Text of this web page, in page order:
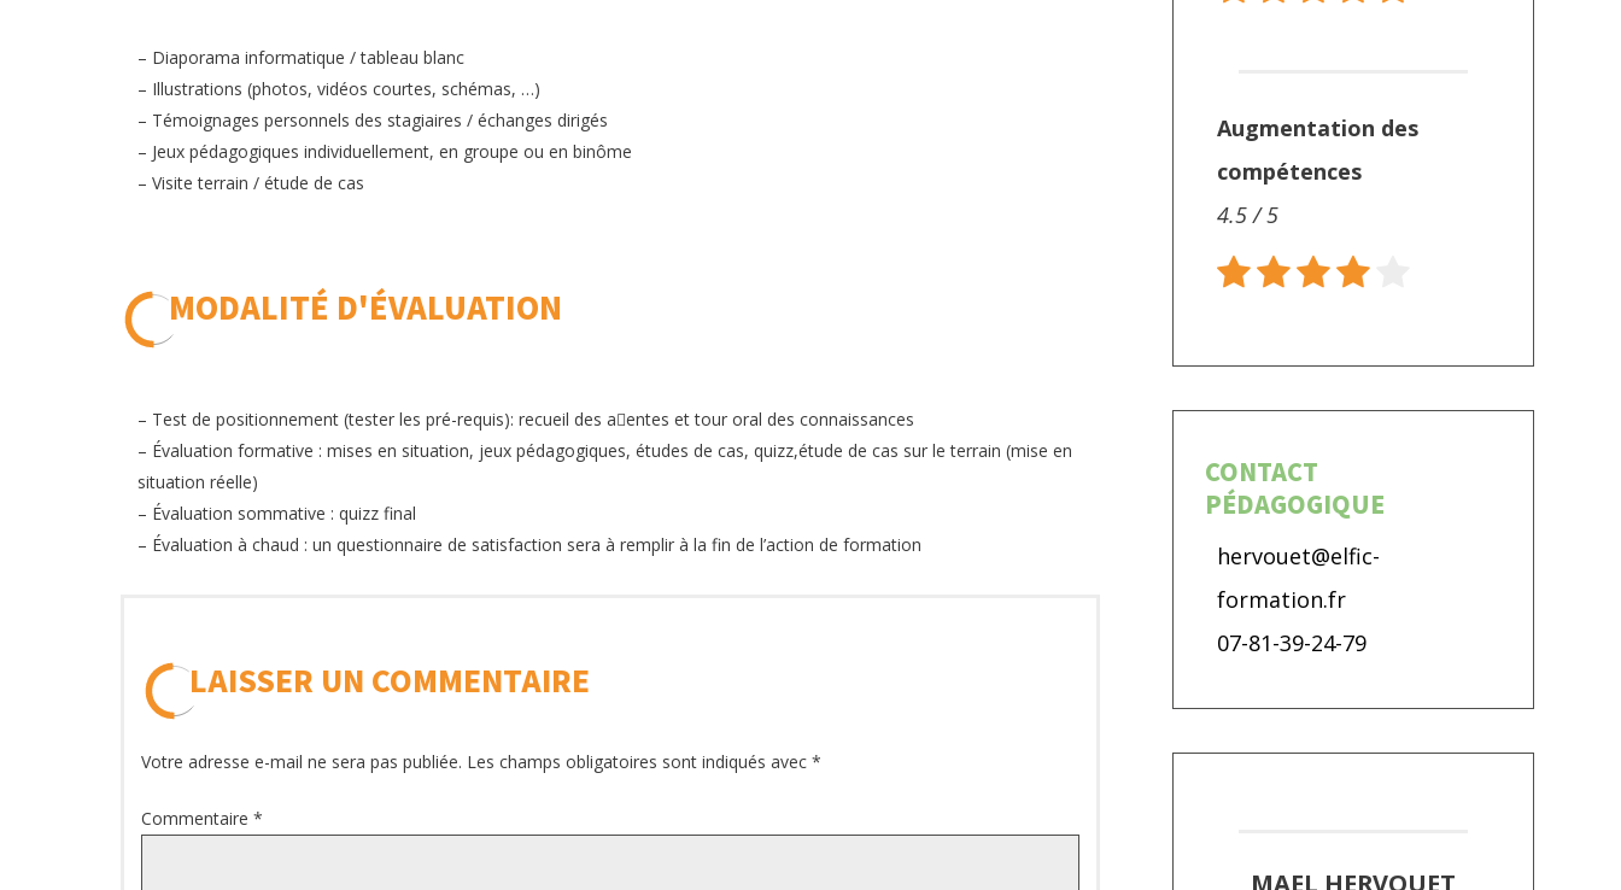
– Diaporama informatique / tableau blanc
– Illustrations (photos, vidéos courtes, schémas, …)
– Témoignages personnels des stagiaires / échanges dirigés
– Jeux pédagogiques individuellement, en groupe ou en binôme
– Visite terrain / étude de cas
MODALITÉ D'ÉVALUATION
– Test de positionnement (tester les pré-requis): recueil des a􀆩entes et tour oral des connaissances
– Évaluation formative : mises en situation, jeux pédagogiques, études de cas, quizz,étude de cas sur le terrain (mise en
situation réelle)
– Évaluation sommative : quizz final
– Évaluation à chaud : un questionnaire de satisfaction sera à remplir à la fin de l’action de formation
LAISSER UN COMMENTAIRE
Votre adresse e-mail ne sera pas publiée. Les champs obligatoires sont indiqués avec *
Commentaire *
Augmentation des
compétences
4.5 / 5
CONTACT
PÉDAGOGIQUE
hervouet@elfic-
formation.fr
07-81-39-24-79
MAEL HERVOUET